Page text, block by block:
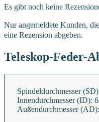
Es gibt noch keine
Nur angemeldete Kunden,
eine Rezension abgeben.
Teleskop-Feder-
Spindeldurchmesser
Innendurchmesser (ID):
Außendurchmesser (AD):